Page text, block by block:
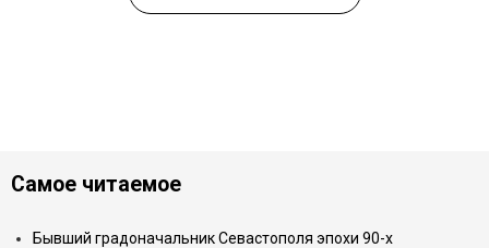
Самое читаемое
Бывший градоначальник Севастополя эпохи 90-х